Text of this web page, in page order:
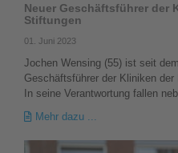
Neuer Geschäftsführer der
Stiftungen
01. Juni 2023
Jochen Wensing (55) ist seit
Geschäftsführer der Kliniken
In seine Verantwortung fallen
Mehr dazu ...